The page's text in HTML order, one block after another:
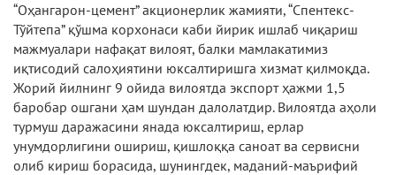
“Оҳангарон-цемент” акционерлик жамияти, “Спентекс-
Тўйтепа” қўшма корхонаси каби йирик ишлаб чиқариш
мажмуалари нафақат вилоят, балки мамлакатимиз
иқтисодий салоҳиятини юксалтиришга хизмат қилмоқда.
Жорий йилнинг 9 ойида вилоятда экспорт ҳажми 1,5
баробар ошгани ҳам шундан далолатдир. Вилоятда аҳоли
турмуш даражасини янада юксалтириш, ерлар
унумдорлигини ошириш, қишлоққа саноат ва сервисни
олиб кириш борасида, шунингдек, маданий-маърифий